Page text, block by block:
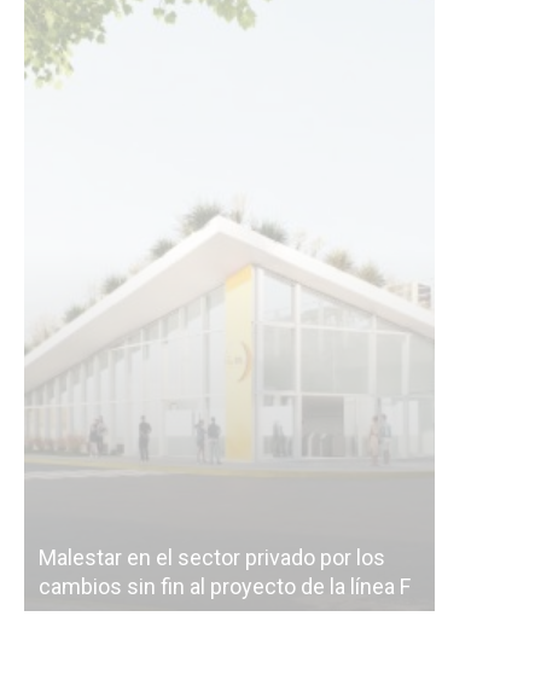
Malestar en el sector privado por los
cambios sin fin al proyecto de la línea F